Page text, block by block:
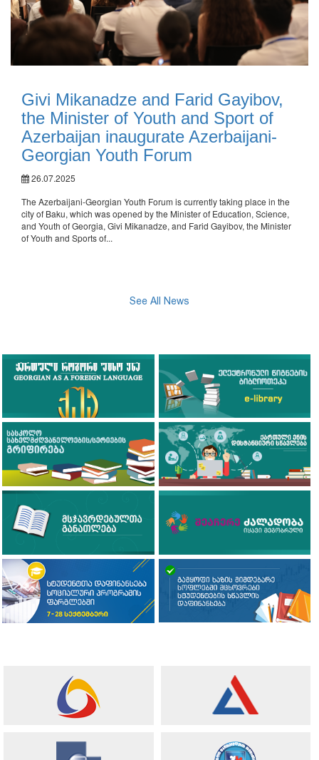
Givi Mikanadze and Farid Gayibov,
the Minister of Youth and Sport of
Azerbaijan inaugurate Azerbaijani-
Georgian Youth Forum
26.07.2025
The Azerbaijani-Georgian Youth Forum is currently taking place in the
city of Baku, which was opened by the Minister of Education, Science,
and Youth of Georgia, Givi Mikanadze, and Farid Gayibov, the Minister
of Youth and Sports of...
See All News